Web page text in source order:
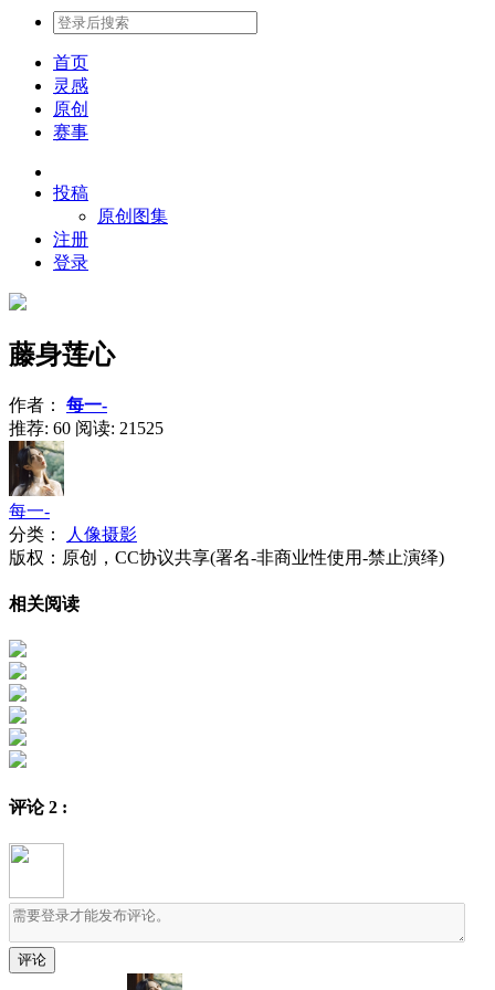
首页
灵感
原创
赛事
投稿
原创图集
注册
登录
藤身莲心
作者： 每一-
推荐: 60 阅读: 21525
每一-
分类：
人像摄影
版权：原创，CC协议共享(署名-非商业性使用-禁止演绎)
相关阅读
评论2 :